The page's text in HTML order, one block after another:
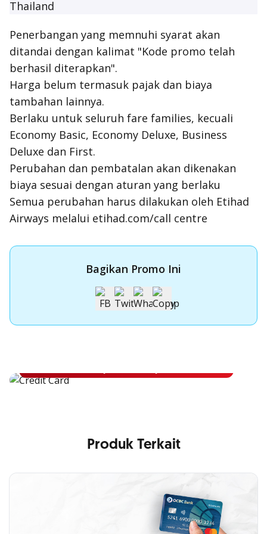
Thailand
Penerbangan yang memnuhi syarat akan
ditandai dengan kalimat "Kode promo telah
berhasil diterapkan".
Harga belum termasuk pajak dan biaya
tambahan lainnya.
Berlaku untuk seluruh fare families, kecuali
Economy Basic, Economy Deluxe, Business
Deluxe dan First.
Perubahan dan pembatalan akan dikenakan
biaya sesuai dengan aturan yang berlaku
Semua perubahan harus dilakukan oleh Etihad
Airways melalui etihad.com/call centre
Bagikan Promo Ini
Apply Kartu Kredit OCBC NISP
Produk Terkait